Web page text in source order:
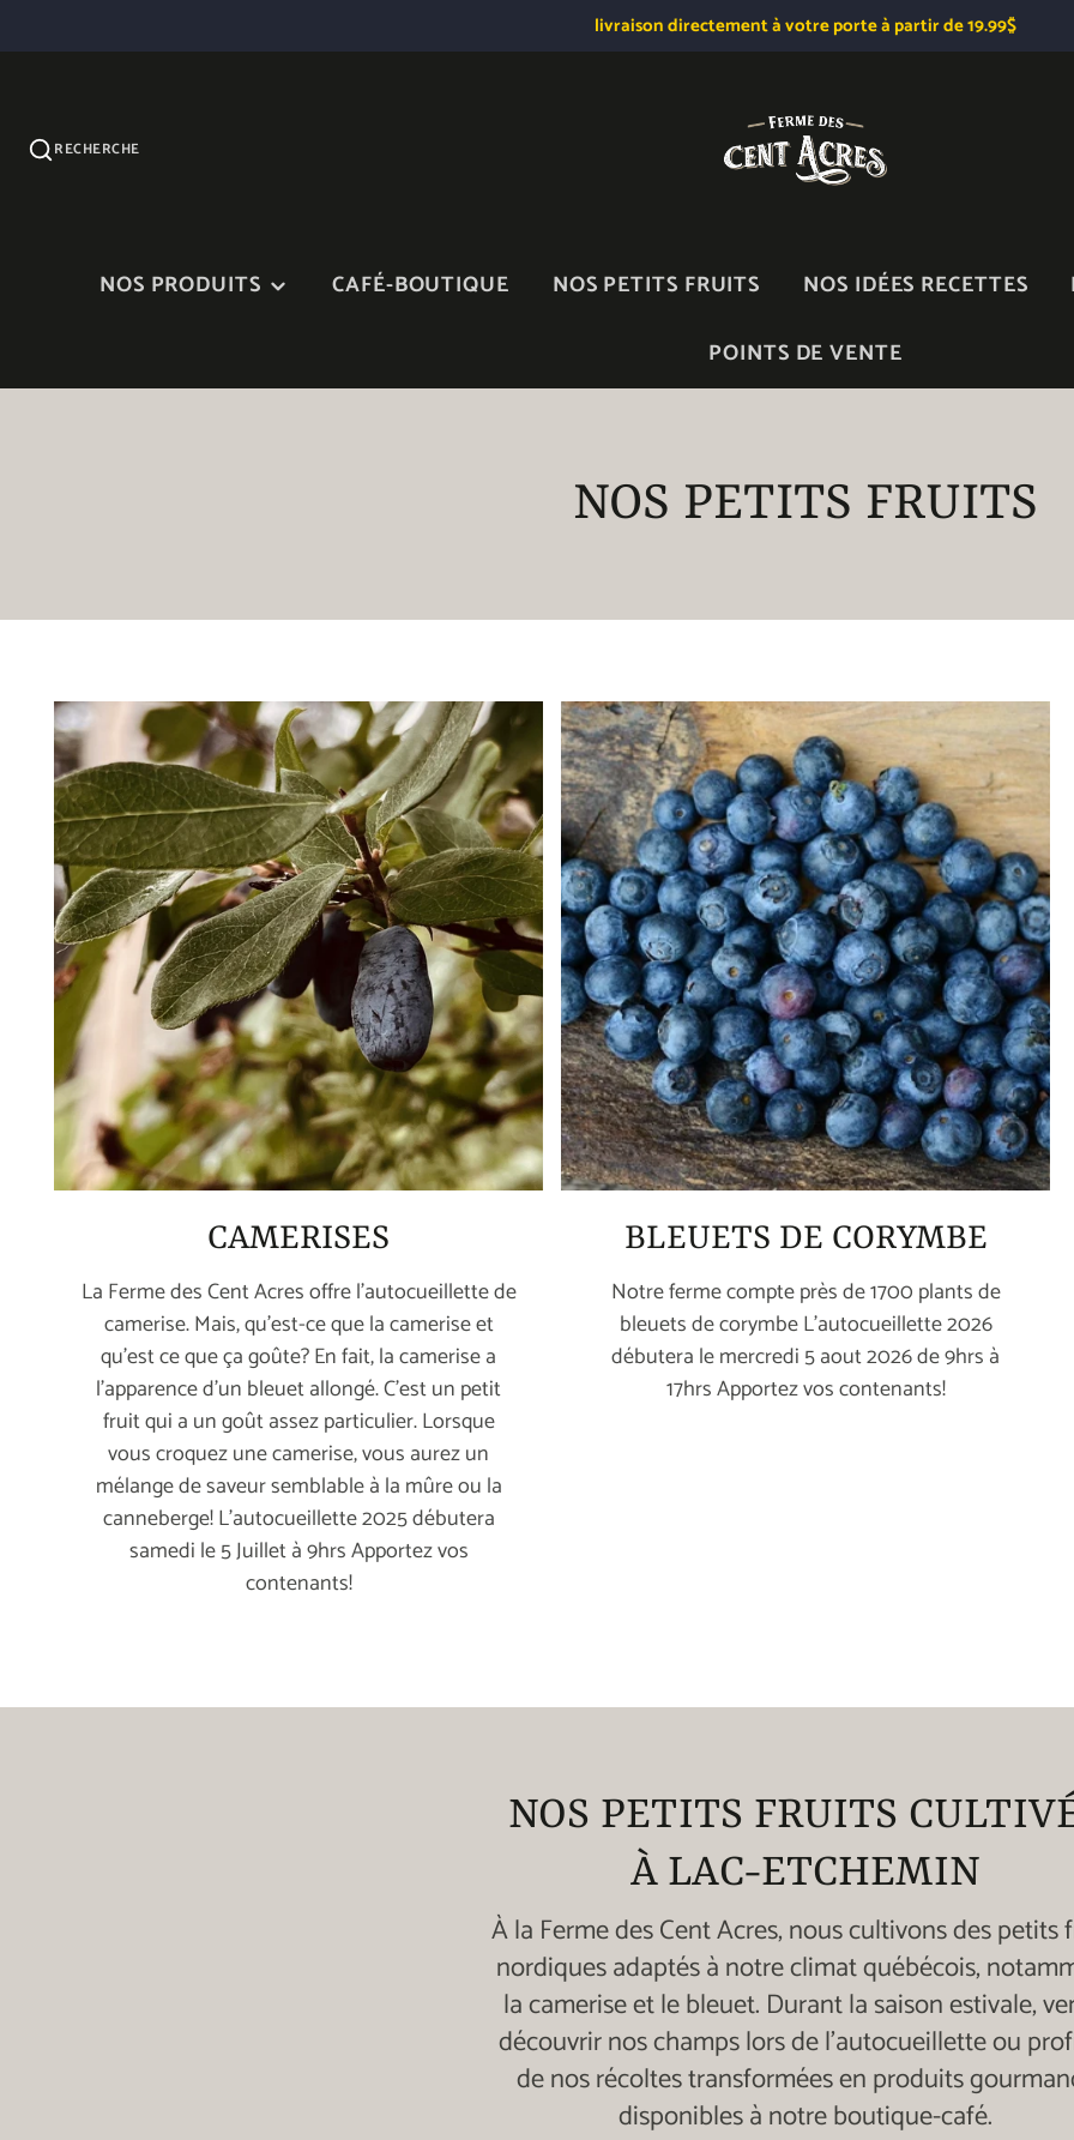
livraison directement à votre porte à partir de 19.99$
RECHERCHE
NOS PRODUITS
SIROP D'ÉRABLE ET
CAFÉ-BOUTIQUE NOS PETITS FRUITS NOS IDÉES RECETTES
POINTS DE VENTE
NOS PETITS FRUITS
CAMERISES
La Ferme des Cent Acres offre l'autocueillette de
camerise. Mais, qu'est-ce que la camerise et
qu'est ce que ça goûte? En fait, la camerise a
l'apparence d'un bleuet allongé. C'est un petit
fruit qui a un goût assez particulier. Lorsque
vous croquez une camerise, vous aurez un
mélange de saveur semblable à la mûre ou la
canneberge! L'autocueillette 2025 débutera
samedi le 5 Juillet à 9hrs Apportez vos
contenants!
BLEUETS DE CORYMBE
Notre ferme compte près de 1700 plants de
bleuets de corymbe L'autocueillette 2026
débutera le mercredi 5 aout 2026 de 9hrs à
17hrs Apportez vos contenants!
NOS PETITS FRUITS
À LAC-ETCHEMIN
À la Ferme des Cent Acres, nous cultivons des petits
nordiques adaptés à notre climat québécois,
la camerise et le bleuet. Durant la saison estivale,
découvrir nos champs lors de l'autocueillette ou
de nos récoltes transformées en produits
disponibles à notre boutique-café.